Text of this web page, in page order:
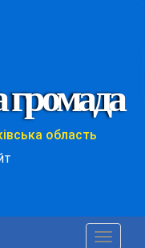
громада
область
Toggle